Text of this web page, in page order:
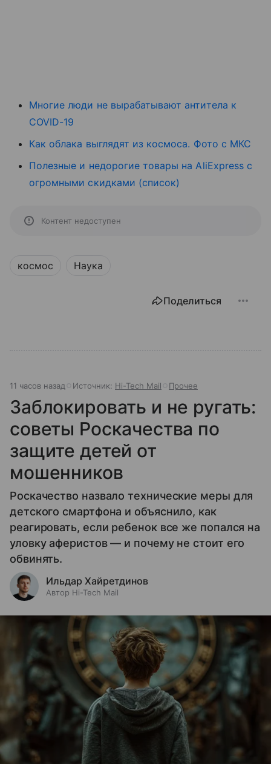
Многие люди не вырабатывают антитела к
COVID-19
Как облака выглядят из космоса. Фото с МКС
Полезные и недорогие товары на AliExpress с
огромными скидками (список)
Контент недоступен
космос Наука
Поделиться
11 часов назад Источник: Hi-Tech Mail Прочее
Заблокировать и не ругать:
советы Роскачества по
защите детей от
мошенников
Роскачество назвало технические меры для
детского смартфона и объяснило, как
реагировать, если ребенок все же попался на
уловку аферистов — и почему не стоит его
обвинять.
Ильдар Хайретдинов
Автор Hi-Tech Mail